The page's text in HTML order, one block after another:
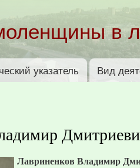
в
указатель Вид
Лавриненков Владимир